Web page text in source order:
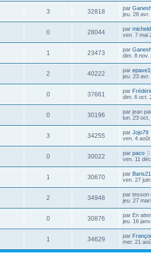
3 32818 par
jeu. 28 avr.
0 28044 par micheld
ven. 7 mai
1 23473 par
dim. 8 nov.
2 40222 par
jeu. 23 avr.
0 37661 par
dim. 6 oct.
0 30196 par jean
lun. 23 oct.
3 34255 par Jojo79
ven. 4
0 30022 par paco
ven. 11
1 30670 par Baris21
ven. 27
2 34948 par tesson
jeu. 27
0 30876 par En
jeu. 16
1 34629 par
mer. 21